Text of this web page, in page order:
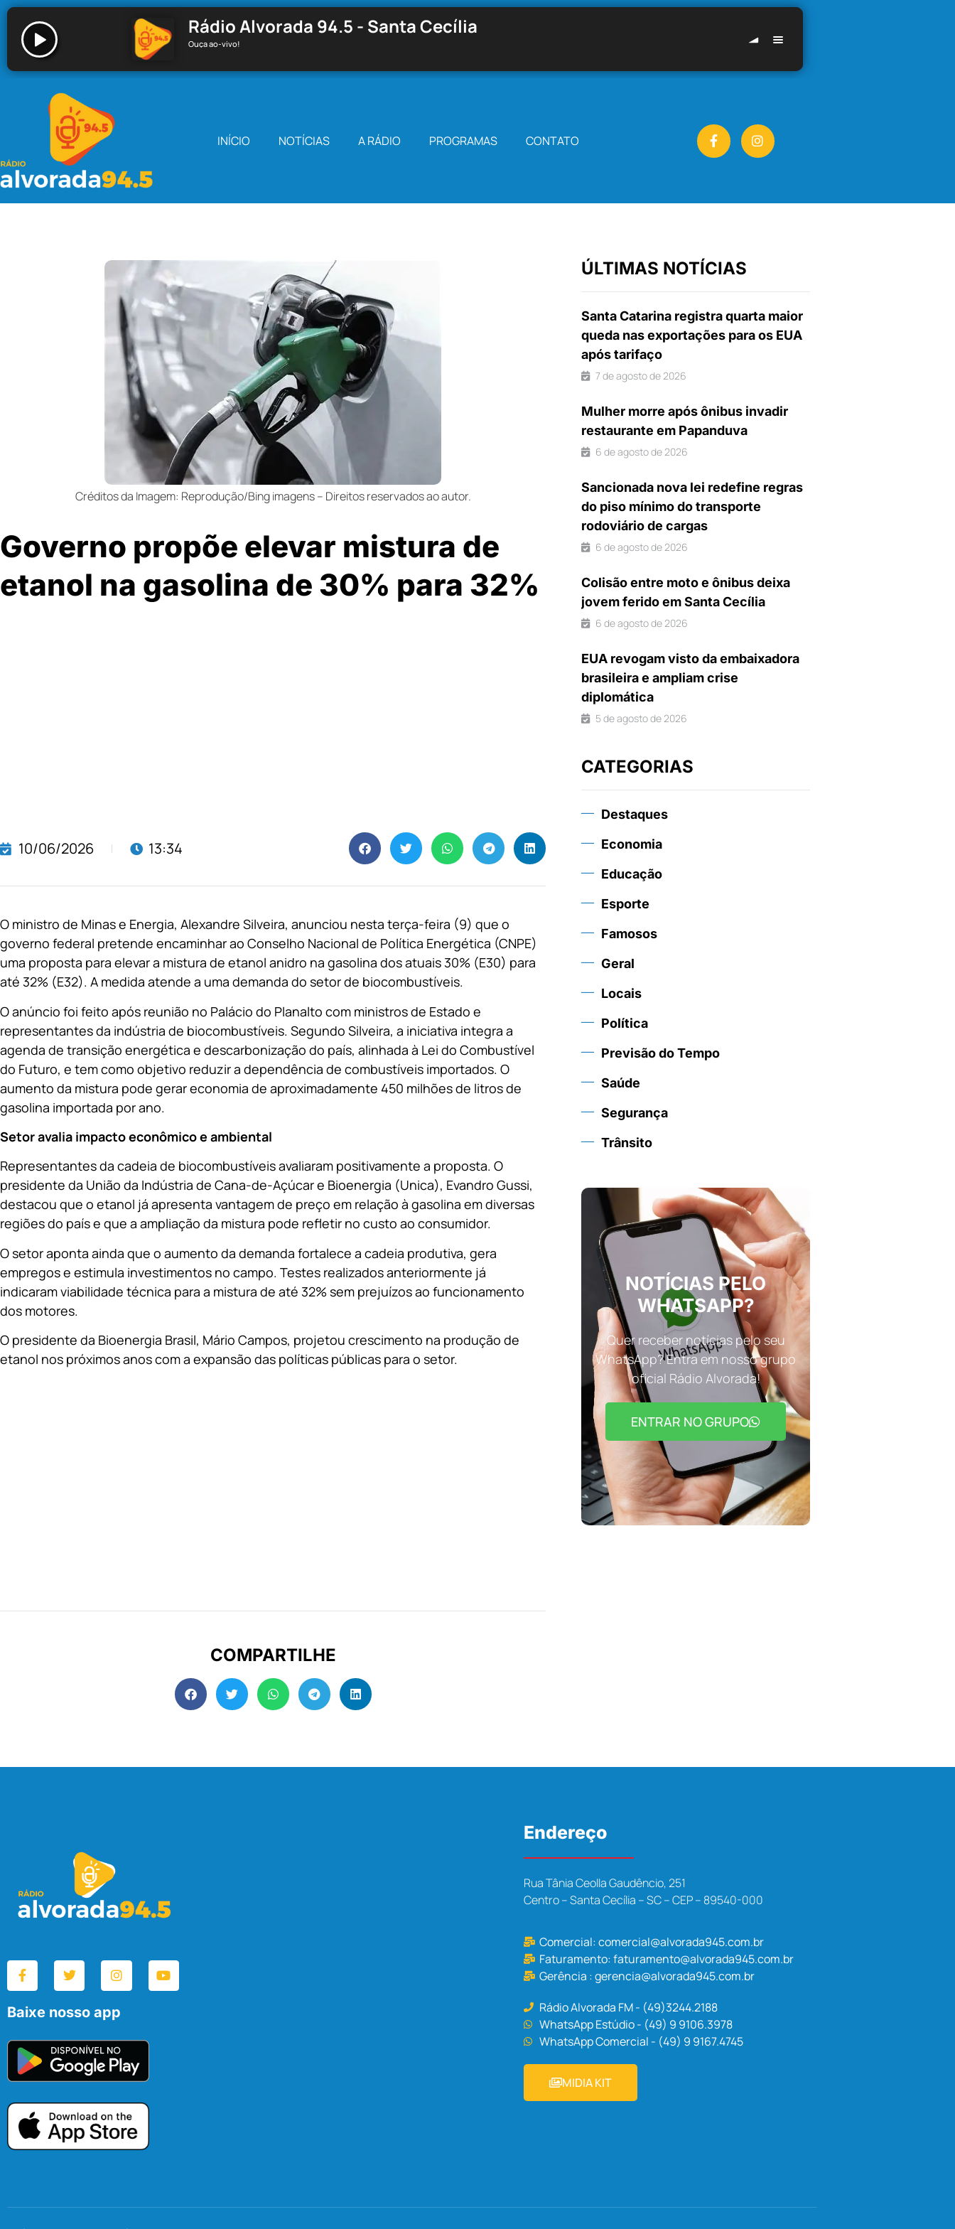
Rádio Alvorada 94.5 - Santa Cecília
Ouça ao-vivo!
Rádio Alvorada 94.5 - Santa Cecília
INÍCIO NOTÍCIAS A RÁDIO PROGRAMAS CONTATO
Créditos da Imagem: Reprodução/Bing imagens – Direitos reservados ao autor.
Governo propõe elevar mistura de
etanol na gasolina de 30% para 32%
10/06/2026 13:34
O ministro de Minas e Energia, Alexandre Silveira, anunciou nesta terça-feira (9) que o
governo federal pretende encaminhar ao Conselho Nacional de Política Energética (CNPE)
uma proposta para elevar a mistura de etanol anidro na gasolina dos atuais 30% (E30) para
até 32% (E32). A medida atende a uma demanda do setor de biocombustíveis.
O anúncio foi feito após reunião no Palácio do Planalto com ministros de Estado e
representantes da indústria de biocombustíveis. Segundo Silveira, a iniciativa integra a
agenda de transição energética e descarbonização do país, alinhada à Lei do Combustível
do Futuro, e tem como objetivo reduzir a dependência de combustíveis importados. O
aumento da mistura pode gerar economia de aproximadamente 450 milhões de litros de
gasolina importada por ano.
Setor avalia impacto econômico e ambiental
Representantes da cadeia de biocombustíveis avaliaram positivamente a proposta. O
presidente da União da Indústria de Cana-de-Açúcar e Bioenergia (Unica), Evandro Gussi,
destacou que o etanol já apresenta vantagem de preço em relação à gasolina em diversas
regiões do país e que a ampliação da mistura pode refletir no custo ao consumidor.
O setor aponta ainda que o aumento da demanda fortalece a cadeia produtiva, gera
empregos e estimula investimentos no campo. Testes realizados anteriormente já
indicaram viabilidade técnica para a mistura de até 32% sem prejuízos ao funcionamento
dos motores.
O presidente da Bioenergia Brasil, Mário Campos, projetou crescimento na produção de
etanol nos próximos anos com a expansão das políticas públicas para o setor.
COMPARTILHE
ÚLTIMAS NOTÍCIAS
Santa Catarina registra quarta maior
queda nas exportações para os EUA
após tarifaço
7 de agosto de 2026
Mulher morre após ônibus invadir
restaurante em Papanduva
6 de agosto de 2026
Sancionada nova lei redefine regras
do piso mínimo do transporte
rodoviário de cargas
6 de agosto de 2026
Colisão entre moto e ônibus deixa
jovem ferido em Santa Cecília
6 de agosto de 2026
EUA revogam visto da embaixadora
brasileira e ampliam crise
diplomática
5 de agosto de 2026
CATEGORIAS
Destaques
Economia
Educação
Esporte
Famosos
Geral
Locais
Política
Previsão do Tempo
Saúde
Segurança
Trânsito
NOTÍCIAS PELO
WHATSAPP?
Quer receber notícias pelo seu
WhatsApp? Entra em nosso grupo
oficial Rádio Alvorada!
ENTRAR NO GRUPO
Baixe nosso app
Endereço
Rua Tânia Ceolla Gaudêncio, 251
Centro – Santa Cecília – SC – CEP – 89540-000
Comercial:comercial@alvorada945.com.br
Faturamento:faturamento@alvorada945.com.br
Gerência :gerencia@alvorada945.com.br
Rádio Alvorada FM - (49)3244.2188
WhatsApp Estúdio - (49) 9 9106.3978
WhatsApp Comercial - (49) 9 9167.4745
MIDIA KIT